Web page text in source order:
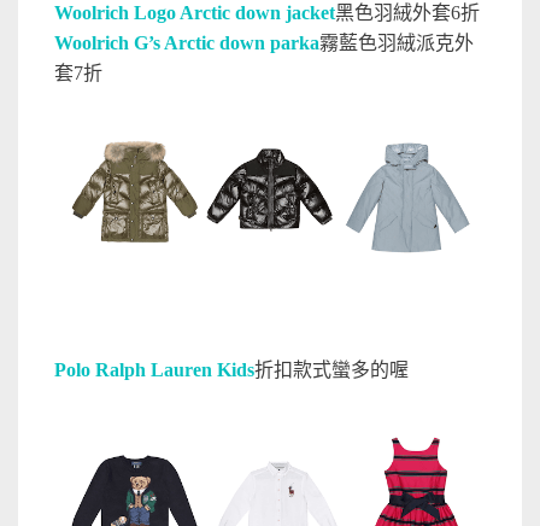
Woolrich Logo Arctic down jacket黑色羽絨外套6折
Woolrich G’s Arctic down parka霧藍色羽絨派克外
套7折
Polo Ralph Lauren Kids折扣款式蠻多的喔